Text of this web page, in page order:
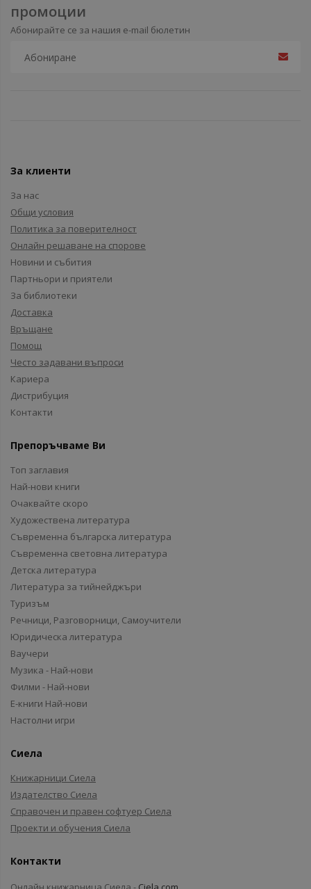
промоции
Абонирайте се за нашия e-mail бюлетин
За клиенти
За нас
Общи условия
Политика за поверителност
Онлайн решаване на спорове
Новини и събития
Партньори и приятели
За библиотеки
Доставка
Връщане
Помощ
Често задавани въпроси
Кариера
Дистрибуция
Контакти
Препоръчваме Ви
Топ заглавия
Най-нови книги
Очаквайте скоро
Художествена литература
Съвременна българска литература
Съвременна световна литература
Детска литература
Литература за тийнейджъри
Туризъм
Речници, Разговорници, Самоучители
Юридическа литература
Ваучери
Музика - Най-нови
Филми - Най-нови
Е-книги Най-нови
Настолни игри
Сиела
Книжарници Сиела
Издателство Сиела
Справочен и правен софтуер Сиела
Проекти и обучения Сиела
Контакти